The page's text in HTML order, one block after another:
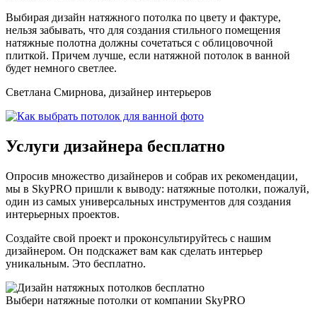
Выбирая дизайн натяжного потолка по цвету и фактуре,
нельзя забывать, что для создания стильного помещения
натяжные полотна должны сочетаться с облицовочной
плиткой. Причем лучше, если натяжной потолок в ванной
будет немного светлее.
Светлана Смирнова, дизайнер интерьеров
Услуги дизайнера бесплатно
Опросив множество дизайнеров и собрав их рекомендации,
мы в SkyPRO пришли к выводу: натяжные потолки, пожалуй,
один из самых универсальных инструментов для создания
интерьерных проектов.
Создайте свой проект и проконсультируйтесь с нашим
дизайнером. Он подскажет вам как сделать интерьер
уникальным. Это бесплатно.
Выбери натяжные потолки от компании SkyPRO